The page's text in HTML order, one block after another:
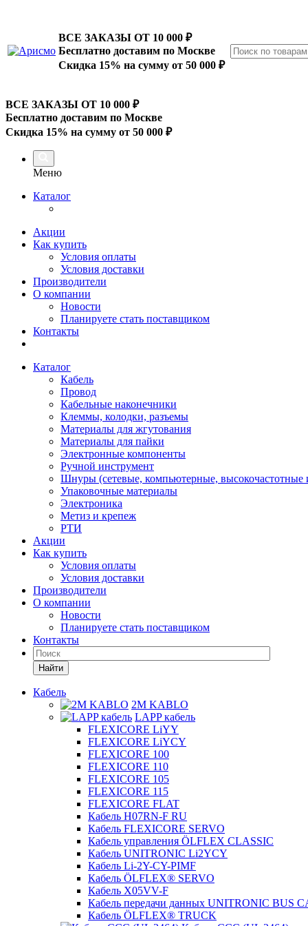
ВСЕ ЗАКАЗЫ ОТ 10 000 ₽
Бесплатно доставим по Москве
Скидка 15% на сумму от 50 000 ₽
ВСЕ ЗАКАЗЫ ОТ 10 000 ₽
Бесплатно доставим по Москве
Скидка 15% на сумму от 50 000 ₽
Меню
Каталог
Акции
Как купить
Условия оплаты
Условия доставки
Производители
О компании
Новости
Планируете стать поставщиком
Контакты
Каталог
Кабель
Провод
Кабельные наконечники
Клеммы, колодки, разъемы
Материалы для жгутования
Материалы для пайки
Электронные компоненты
Ручной инструмент
Шнуры (сетевые, компьютерные, высокочастотные
Упаковочные материалы
Электроника
Метиз и крепеж
РТИ
Акции
Как купить
Условия оплаты
Условия доставки
Производители
О компании
Новости
Планируете стать поставщиком
Контакты
Найти
Кабель
2M KABLO
LAPP кабель
FLEXICORE LiYY
FLEXICORE LiYCY
FLEXICORE 100
FLEXICORE 110
FLEXICORE 105
FLEXICORE 115
FLEXICORE FLAT
Кабель H07RN-F RU
Кабель FLEXICORE SERVO
Кабель управления ÖLFLEX CLASSIC
Кабель UNITRONIC Li2YCY
Кабель Li-2Y-CY-PIMF
Кабель ÖLFLEX® SERVO
Кабель X05VV-F
Кабель передачи данных UNITRONIC BUS
Кабель ÖLFLEX® TRUCK